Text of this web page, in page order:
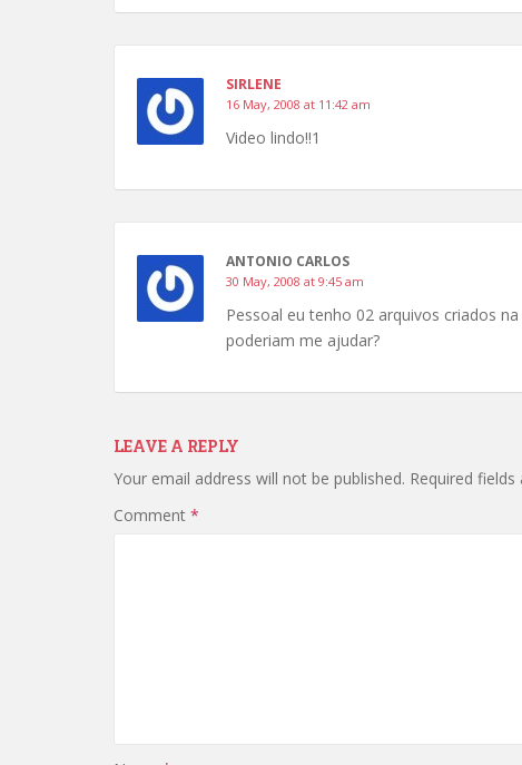
SIRLENE
16 May, 2008 at 11:42 am
Video lindo!!1
ANTONIO CARLOS
30 May, 2008 at 9:45 am
Pessoal eu tenho 02 arquivos criados
poderiam me ajudar?
LEAVE A REPLY
Your email address will not be published. Required fields
Comment *